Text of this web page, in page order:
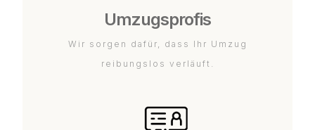
Umzugsprofis
Wir sorgen dafür, dass Ihr Umzug
reibungslos verläuft.